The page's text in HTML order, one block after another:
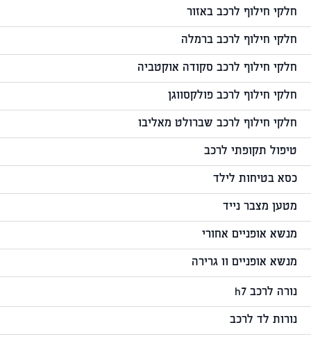
חלקי חילוף לרכב באזור
חלקי חילוף לרכב ברמלה
חלקי חילוף לרכב סקודה אוקטביה
חלקי חילוף לרכב פולקסווגן
חלקי חילוף לרכב שברולט מאליבו
טיפול תקופתי לרכב
כסא בטיחות לילד
מטען מצבר נייד
מנשא אופניים אחורי
מנשא אופניים וו גרירה
נורה לרכב h7
נורות לד לרכב